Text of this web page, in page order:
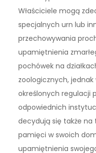
Właściciele mogą
specjalnych urn lub
przechowywania
upamiętnienia
pochówek na
zoologicznych,
określonych regulacji
odpowiednich
decydują się także
pamięci w swoich
upamiętnienia